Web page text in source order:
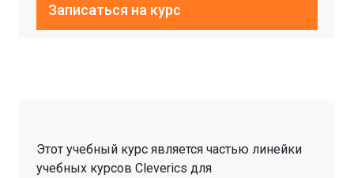
Записаться на курс
Этот учебный курс является частью линейки
учебных курсов Cleverics для